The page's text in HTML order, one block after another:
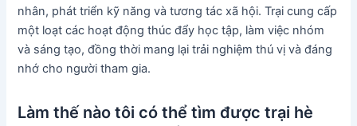
nhân, phát triển kỹ năng và tương tác xã hội. Trại cung cấp
một loạt các hoạt động thúc đẩy học tập, làm việc nhóm
và sáng tạo, đồng thời mang lại trải nghiệm thú vị và đáng
nhớ cho người tham gia.
Làm thế nào tôi có thể tìm được trại hè